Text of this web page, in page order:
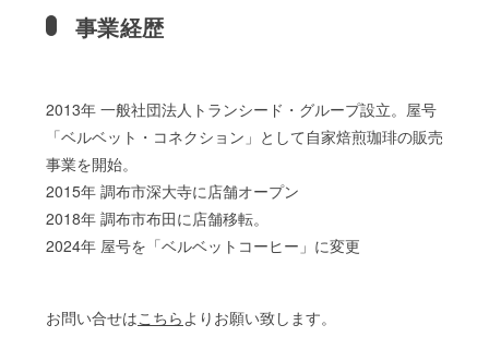
事業経歴
2013年 一般社団法人トランシード・グループ設立。屋号
「ベルベット・コネクション」として自家焙煎珈琲の販売
事業を開始。
2015年 調布市深大寺に店舗オープン
2018年 調布市布田に店舗移転。
2024年 屋号を「ベルベットコーヒー」に変更
お問い合せはこちら よりお願い致します。